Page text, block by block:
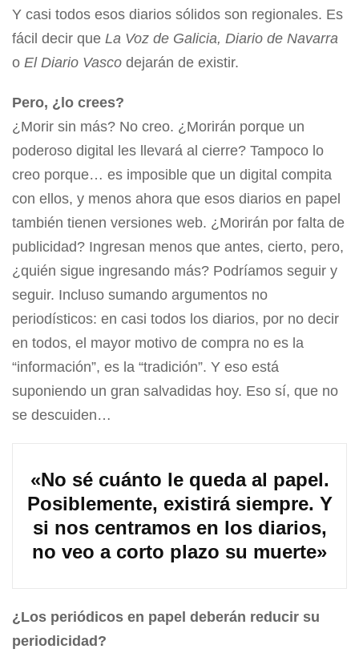
Y casi todos esos diarios sólidos son regionales. Es
fácil decir que La Voz de Galicia, Diario de Navarra
o El Diario Vasco dejarán de existir.
Pero, ¿lo crees?
¿Morir sin más? No creo. ¿Morirán porque un
poderoso digital les llevará al cierre? Tampoco lo
creo porque… es imposible que un digital compita
con ellos, y menos ahora que esos diarios en papel
también tienen versiones web. ¿Morirán por falta de
publicidad? Ingresan menos que antes, cierto, pero,
¿quién sigue ingresando más? Podríamos seguir y
seguir. Incluso sumando argumentos no
periodísticos: en casi todos los diarios, por no decir
en todos, el mayor motivo de compra no es la
“información”, es la “tradición”. Y eso está
suponiendo un gran salvadidas hoy. Eso sí, que no
se descuiden…
«No sé cuánto le queda al papel.
Posiblemente, existirá siempre. Y
si nos centramos en los diarios,
no veo a corto plazo su muerte»
¿Los periódicos en papel deberán reducir su
periodicidad?